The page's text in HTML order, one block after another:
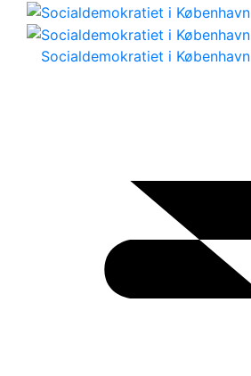
Socialdemokratiet i København